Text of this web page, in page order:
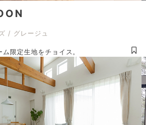
/ グレージュ
ム限定生地をチョイス。